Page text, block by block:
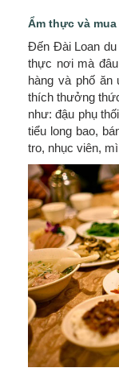
Ẩm thực và
Đến Đài Loan
thực nơi mà
hàng và phố ăn
thích thưởng
như: đậu phụ
tiểu long bao,
tro, nhục viên,